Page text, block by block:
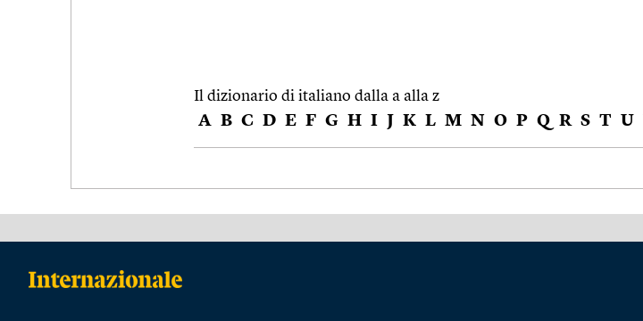
Il dizionario di italiano dalla a alla z
A B C D E F G H I J K L M N O P Q R S T U